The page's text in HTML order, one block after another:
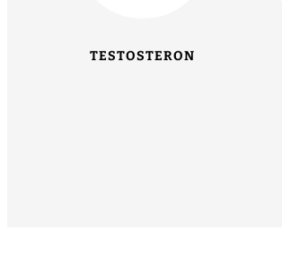
TESTOSTERON